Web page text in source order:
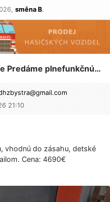
směna B.
Predáme plnefunkčnú…
gmail.com
21:10
vhodnú do zásahu, detské
Cena: 4690€